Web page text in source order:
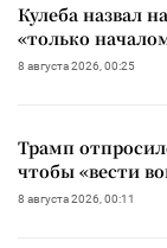
Кулеба назвал
«только
8 августа 2026, 00:25
Трамп
чтобы «вести
8 августа 2026, 00:11